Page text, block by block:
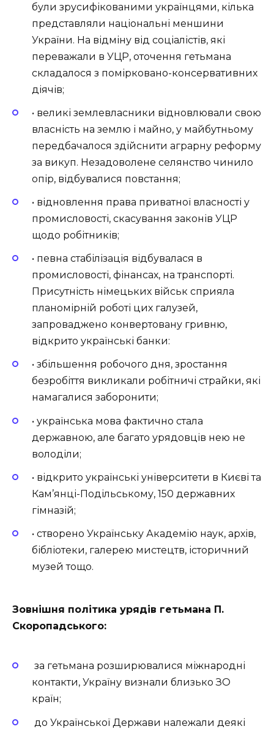
були зрусифікованими українцями, кілька
представляли національні меншини
України. На відміну від соціалістів, які
переважали в УЦР, оточення гетьмана
складалося з помірковано-консервативних
діячів;
• великі землевласники відновлювали свою
власність на землю і майно, у майбутньому
передбачалося здійснити аграрну реформу
за викуп. Незадоволене селянство чинило
опір, відбувалися повстання;
• відновлення права приватної власності у
промисловості, скасування законів УЦР
щодо робітників;
• певна стабілізація відбувалася в
промисловості, фінансах, на транспорті.
Присутність німецьких військ сприяла
планомірній роботі цих галузей,
запроваджено конвертовану гривню,
відкрито українські банки:
• збільшення робочого дня, зростання
безробіття викликали робітничі страйки, які
намагалися заборонити;
• українська мова фактично стала
державною, але багато урядовців нею не
володіли;
• відкрито українські університети в Києві та
Кам’янці-Подільському, 150 державних
гімназій;
• створено Українську Академію наук, архів,
бібліотеки, галерею мистецтв, історичний
музей тощо.
Зовнішня політика урядів гетьмана П.
Скоропадського:
за гетьмана розширювалися міжнародні
контакти, Україну визнали близько ЗО
країн;
до Української Держави належали деякі